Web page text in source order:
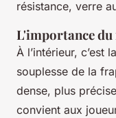
résistance, verre
L'importance du
À l’intérieur, c’est
souplesse de la
dense, plus
convient aux